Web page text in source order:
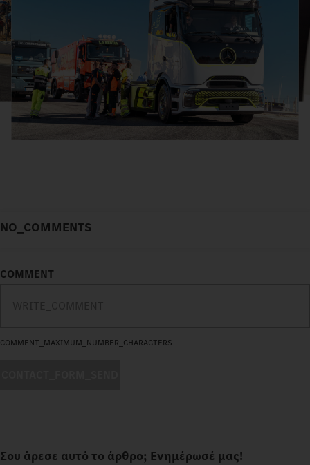
NO_COMMENTS
COMMENT
COMMENT_MAXIMUM_NUMBER_CHARACTERS
Σου άρεσε αυτό το άρθρο; Ενημέρωσέ μας!